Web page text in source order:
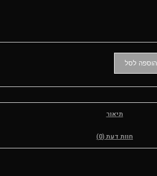
הוספה לסל
תיאור
חוות דעת (0)